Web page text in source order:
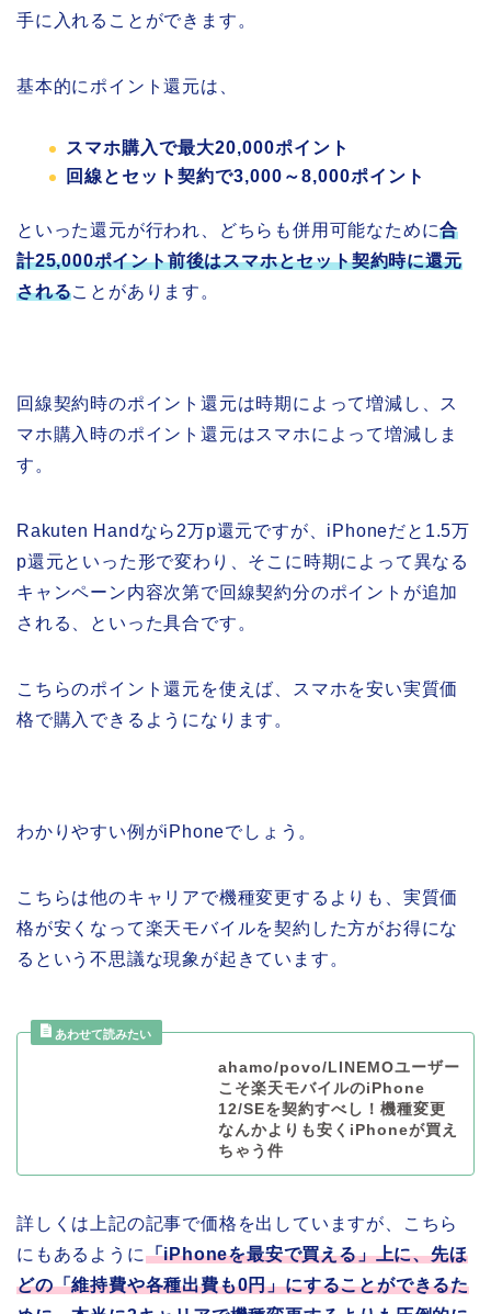
手に入れることができます。
基本的にポイント還元は、
スマホ購入で最大20,000ポイント
回線とセット契約で3,000～8,000ポイント
といった還元が行われ、どちらも併用可能なために合
計25,000ポイント前後はスマホとセット契約時に還元
されることがあります。
回線契約時のポイント還元は時期によって増減し、ス
マホ購入時のポイント還元はスマホによって増減しま
す。
Rakuten Handなら2万p還元ですが、iPhoneだと1.5万
p還元といった形で変わり、そこに時期によって異なる
キャンペーン内容次第で回線契約分のポイントが追加
される、といった具合です。
こちらのポイント還元を使えば、スマホを安い実質価
格で購入できるようになります。
わかりやすい例がiPhoneでしょう。
こちらは他のキャリアで機種変更するよりも、実質価
格が安くなって楽天モバイルを契約した方がお得にな
るという不思議な現象が起きています。
ahamo/povo/LINEMOユーザー
こそ楽天モバイルのiPhone
12/SEを契約すべし！機種変更
なんかよりも安くiPhoneが買え
ちゃう件
詳しくは上記の記事で価格を出していますが、こちら
にもあるように「iPhoneを最安で買える」上に、先ほ
どの「維持費や各種出費も0円」にすることができるた